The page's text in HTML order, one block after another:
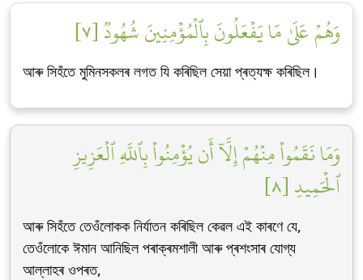
وَهُمۡ عَلَىٰ مَا يَفۡعَلُونَ بِٱلۡمُؤۡمِنِينَ شُهُودٞ [٧]
আৰু সিহঁতে মুমিনসকলৰ লগত যি কৰিছিল সেয়া প্ৰত্যক্ষ কৰিছিল।
وَمَا نَقَمُواْ مِنۡهُمۡ إِلَّآ أَن يُؤۡمِنُواْ بِٱللَّهِ ٱلۡعَزِيزِ
ٱلۡحَمِيدِ [٨]
আৰু সিহঁতে তেওঁলোকক নিৰ্যাতন কৰিছিল কেৱল এই কাৰণে যে,
তেওঁলোকে ঈমান আনিছিল পৰাক্ৰমশালী আৰু প্ৰশংসাৰ যোগ্য
আল্লাহৰ ওপৰত,